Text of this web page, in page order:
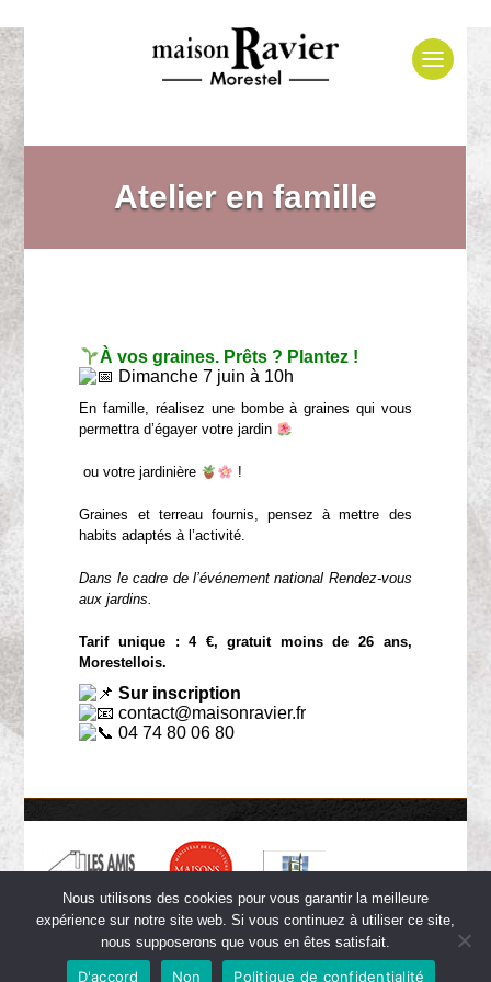
Atelier en famille
À vos graines. Prêts ? Plantez !
Dimanche 7 juin à 10h
En famille, réalisez une bombe à graines qui vous
permettra d’égayer votre jardin
ou votre jardinière !
Graines et terreau fournis, pensez à mettre des
habits adaptés à l’activité.
Dans le cadre de l’événement national Rendez-vous
aux jardins.
Tarif unique : 4 €, gratuit moins de 26 ans,
Morestellois.
Sur inscription
contact@maisonravier.fr
04 74 80 06 80
Nous utilisons des cookies pour vous garantir la meilleure
expérience sur notre site web. Si vous continuez à utiliser ce site,
nous supposerons que vous en êtes satisfait.
D'accord Non Politique de confidentialité
Copyright © 2026 Maison Ravier -Crédits- Mentions légales-